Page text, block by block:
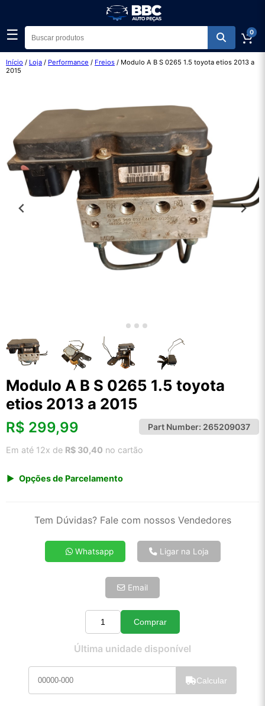
☰ 0
Início / Loja / Performance / Freios / Modulo A B S 0265 1.5 toyota etios 2013 a
2015
Modulo A B S 0265 1.5 toyota
etios 2013 a 2015
R$ 299,99 Part Number: 265209037
Em até 12x de R$ 30,40 no cartão
Opções de Parcelamento
2x de R$ 161,45
4x de R$ 83,14
5x de R$ 67,38
Tem Dúvidas? Fale com nossos Vendedores
Whatsapp Ligar na Loja
Email
Quantidade
Comprar
Última unidade disponível
Calcular